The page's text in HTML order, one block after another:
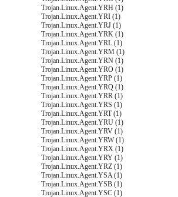
Trojan.Linux.Agent.YRH (1)
Trojan.Linux.Agent.YRI (1)
Trojan.Linux.Agent.YRJ (1)
Trojan.Linux.Agent.YRK (1)
Trojan.Linux.Agent.YRL (1)
Trojan.Linux.Agent.YRM (1)
Trojan.Linux.Agent.YRN (1)
Trojan.Linux.Agent.YRO (1)
Trojan.Linux.Agent.YRP (1)
Trojan.Linux.Agent.YRQ (1)
Trojan.Linux.Agent.YRR (1)
Trojan.Linux.Agent.YRS (1)
Trojan.Linux.Agent.YRT (1)
Trojan.Linux.Agent.YRU (1)
Trojan.Linux.Agent.YRV (1)
Trojan.Linux.Agent.YRW (1)
Trojan.Linux.Agent.YRX (1)
Trojan.Linux.Agent.YRY (1)
Trojan.Linux.Agent.YRZ (1)
Trojan.Linux.Agent.YSA (1)
Trojan.Linux.Agent.YSB (1)
Trojan.Linux.Agent.YSC (1)